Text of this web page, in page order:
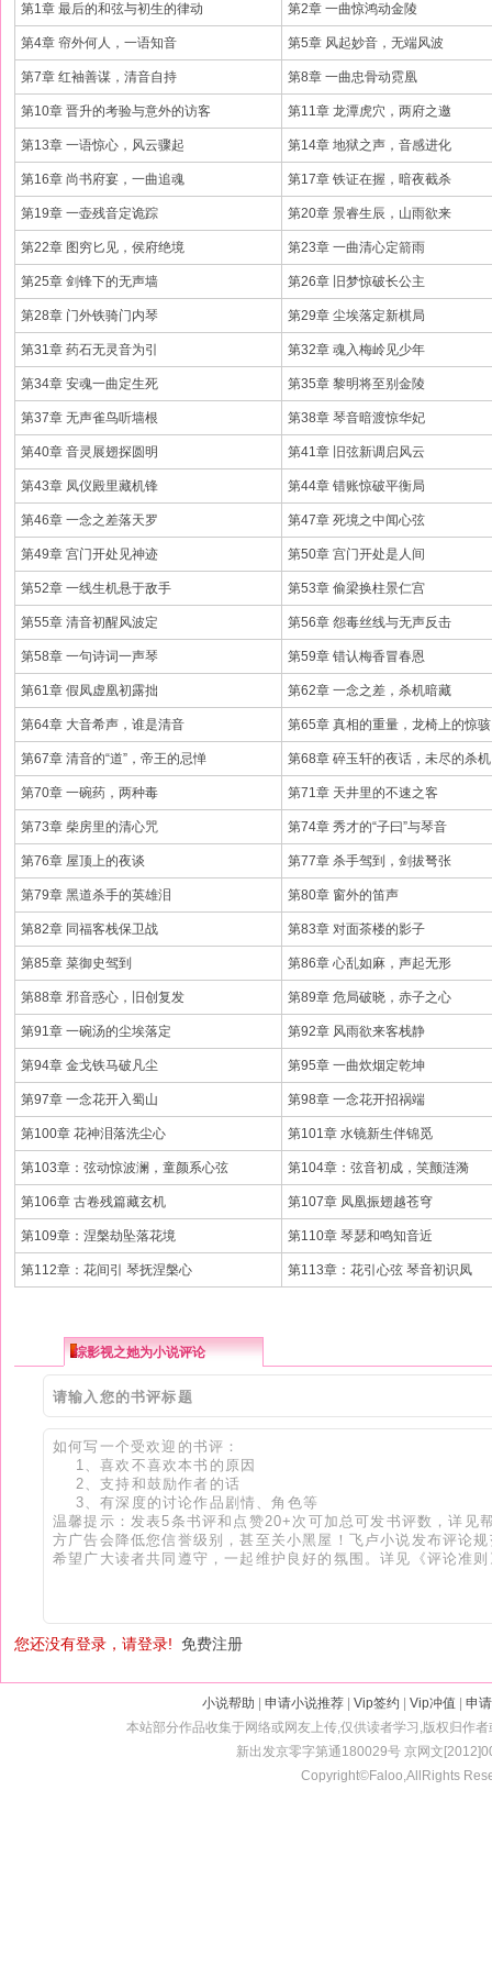
第1章 最后的和弦与初生的律动 第2章 一曲惊鸿动金陵
第4章 帘外何人，一语知音 第5章 风起妙音，无端风波
第7章 红袖善谋，清音自持 第8章 一曲忠骨动霓凰
第10章 晋升的考验与意外的访客 第11章 龙潭虎穴，两府之邀
第13章 一语惊心，风云骤起 第14章 地狱之声，音感进化
第16章 尚书府宴，一曲追魂 第17章 铁证在握，暗夜截杀
第19章 一壶残音定诡踪 第20章 景睿生辰，山雨欲来
第22章 图穷匕见，侯府绝境 第23章 一曲清心定箭雨
第25章 剑锋下的无声墙 第26章 旧梦惊破长公主
第28章 门外铁骑门内琴 第29章 尘埃落定新棋局
第31章 药石无灵音为引 第32章 魂入梅岭见少年
第34章 安魂一曲定生死 第35章 黎明将至别金陵
第37章 无声雀鸟听墙根 第38章 琴音暗渡惊华妃
第40章 音灵展翅探圆明 第41章 旧弦新调启风云
第43章 凤仪殿里藏机锋 第44章 错账惊破平衡局
第46章 一念之差落天罗 第47章 死境之中闻心弦
第49章 宫门开处见神迹 第50章 宫门开处是人间
第52章 一线生机悬于敌手 第53章 偷梁换柱景仁宫
第55章 清音初醒风波定 第56章 怨毒丝线与无声反击
第58章 一句诗词一声琴 第59章 错认梅香冒春恩
第61章 假凤虚凰初露拙 第62章 一念之差，杀机暗藏
第64章 大音希声，谁是清音 第65章 真相的重量，龙椅上的惊骇
第67章 清音的“道”，帝王的忌惮 第68章 碎玉轩的夜话，未尽的杀机
第70章 一碗药，两种毒 第71章 天井里的不速之客
第73章 柴房里的清心咒 第74章 秀才的“子曰”与琴音
第76章 屋顶上的夜谈 第77章 杀手驾到，剑拔弩张
第79章 黑道杀手的英雄泪 第80章 窗外的笛声
第82章 同福客栈保卫战 第83章 对面茶楼的影子
第85章 菜御史驾到 第86章 心乱如麻，声起无形
第88章 邪音惑心，旧创复发 第89章 危局破晓，赤子之心
第91章 一碗汤的尘埃落定 第92章 风雨欲来客栈静
第94章 金戈铁马破凡尘 第95章 一曲炊烟定乾坤
第97章 一念花开入蜀山 第98章 一念花开招祸端
第100章 花神泪落洗尘心 第101章 水镜新生伴锦觅
第103章：弦动惊波澜，童颜系心弦 第104章：弦音初成，笑颤涟漪
第106章 古卷残篇藏玄机 第107章 凤凰振翅越苍穹
第109章：涅槃劫坠落花境 第110章 琴瑟和鸣知音近
第112章：花间引 琴抚涅槃心 第113章：花引心弦 琴音初识凤
综影视之她为小说评论
您还没有登录，请登录! 免费注册
小说帮助 申请小说推荐| Vip签约 Vip冲值
申
本站部分作品收集于网络或网友上传,仅供读者学习,版权归作
新出发京零字第通180029号 京网文
Copyright©Faloo,AllRights